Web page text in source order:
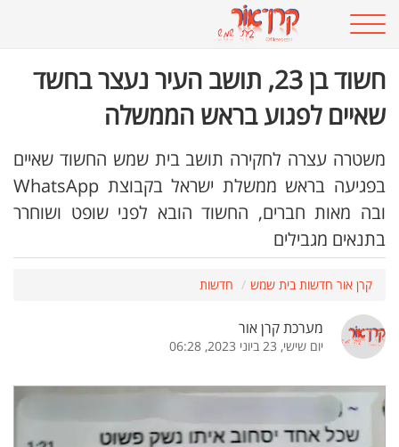
חשוד בן 23, תושב העיר נעצר בחשד
שאיים לפגוע בראש הממשלה
משטרה עצרה לחקירה תושב בית שמש החשוד שאיים
בפגיעה בראש ממשלת ישראל בקבוצת WhatsApp
ובה מאות חברים, החשוד הובא לפני שופט ושוחרר
בתנאים מגבילים
קרן אור חדשות בית שמש חדשות
מערכת קרן אור
יום שישי, 23 ביוני 2023, 06:28